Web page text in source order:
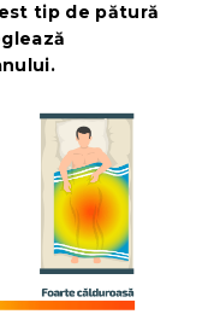
tip de pătură